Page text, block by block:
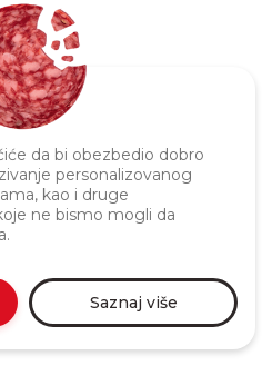
da bi obezbedio dobro
personalizovanog
kao i druge
ne bismo mogli da
Saznaj više
privatnosti